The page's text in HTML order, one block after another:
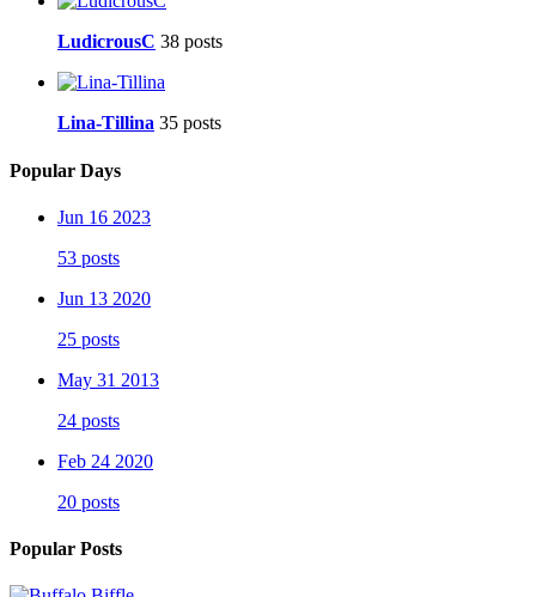
LudicrousC 38 posts
Lina-Tillina 35 posts
Popular Days
Jun 16 2023
53 posts
Jun 13 2020
25 posts
May 31 2013
24 posts
Feb 24 2020
20 posts
Popular Posts